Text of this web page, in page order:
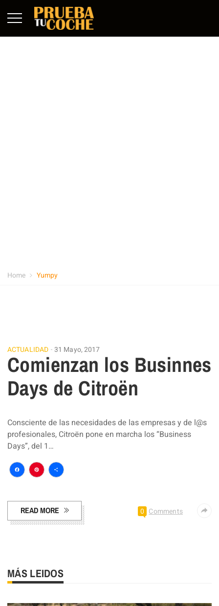
Home Yumpy
ACTUALIDAD 31 Mayo, 2017
Comienzan los Businnes
Days de Citroën
Consciente de las necesidades de las empresas y de l@s
profesionales, Citroën pone en marcha los “Business
Days”, del 1…
Facebook
Pinterest
Compartir
READ MORE 0 Comments
MÁS LEIDOS